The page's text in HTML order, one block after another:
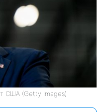
США (Getty Images)